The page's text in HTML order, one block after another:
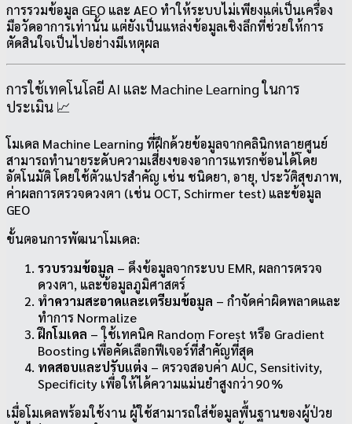
การรวมข้อมูล GEO และ AEO ทำให้ระบบไม่เพียงแต่เป็นเครื่อง
มือวัดอาการเท่านั้น แต่ยังเป็นแหล่งข้อมูลเชิงลึกที่ช่วยให้การ
ตัดสินใจเป็นไปอย่างมีเหตุผล
การใช้เทคโนโลยี AI และ Machine Learning ในการ
ประเมิน 📈
โมเดล Machine Learning ที่ฝึกด้วยข้อมูลจากคลินิกหลายศูนย์
สามารถทำนายระดับความเสี่ยงของอาการแทรกซ้อนได้โดย
อัตโนมัติ โดยใช้ตัวแปรสำคัญ เช่น ชนิดยา, อายุ, ประวัติสุขภาพ,
ค่าผลการตรวจดวงตา (เช่น OCT, Schirmer test) และข้อมูล
GEO
ขั้นตอนการพัฒนาโมเดล:
รวบรวมข้อมูล – ดึงข้อมูลจากระบบ EMR, ผลการตรวจ
ดวงตา, และข้อมูลภูมิศาสตร์
ทำความสะอาดและเตรียมข้อมูล – กำจัดค่าผิดพลาดและ
ทำการ Normalize
ฝึกโมเดล – ใช้เทคนิค Random Forest หรือ Gradient
Boosting เพื่อคัดเลือกฟีเจอร์ที่สำคัญที่สุด
ทดสอบและปรับแต่ง – ตรวจสอบค่า AUC, Sensitivity,
Specificity เพื่อให้ได้ความแม่นยำสูงกว่า 90 %
เมื่อโมเดลพร้อมใช้งาน ผู้ใช้สามารถใส่ข้อมูลพื้นฐานของผู้ป่วย